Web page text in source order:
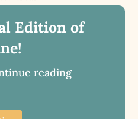
Edition of
reading